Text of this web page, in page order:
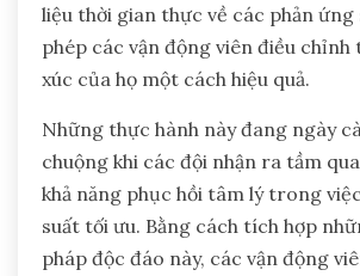
liệu thời gian thực về các phản ứng
phép các vận động viên điều
xúc của họ một cách hiệu quả.
Những thực hành này đang ngày
chuộng khi các đội nhận ra tầm
khả năng phục hồi tâm lý trong
suất tối ưu. Bằng cách tích hợp
pháp độc đáo này, các vận động